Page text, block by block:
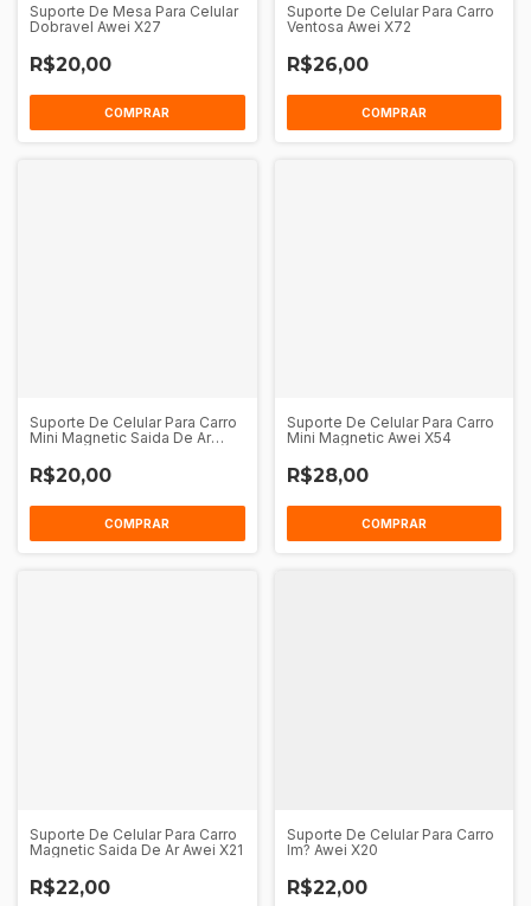
Suporte De Mesa Para Celular
Dobravel Awei X27
R$20,00
COMPRAR
Suporte De Celular Para Carro
Ventosa Awei X72
R$26,00
COMPRAR
Suporte De Celular Para Carro
Mini Magnetic Saida De Ar
R$20,00
COMPRAR
Suporte De Celular Para Carro
Mini Magnetic Awei X54
R$28,00
COMPRAR
Suporte De Celular Para Carro
Magnetic Saida De Ar Awei X21
R$22,00
Suporte De Celular Para Carro
Im? Awei X20
R$22,00